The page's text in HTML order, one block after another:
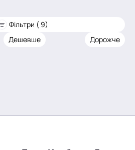
Фільтри ( 9)
Дешевше Дорожче